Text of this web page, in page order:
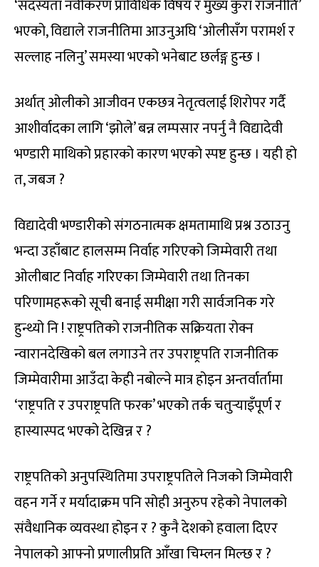
‘सदस्यता नवीकरण प्राविधिक विषय र मुख्य कुरा राजनीति’
भएको, विद्याले राजनीतिमा आउनुअघि ‘ओलीसँग परामर्श र
सल्लाह नलिनु’ समस्या भएको भनेबाट छर्लङ्ग हुन्छ ।
अर्थात् ओलीको आजीवन एकछत्र नेतृत्वलाई शिरोपर गर्दै
आशीर्वादका लागि ‘झोले’ बन्न लम्पसार नपर्नु नै विद्यादेवी
भण्डारी माथिको प्रहारको कारण भएको स्पष्ट हुन्छ । यही हो
त, जबज ?
विद्यादेवी भण्डारीको संगठनात्मक क्षमतामाथि प्रश्न उठाउनु
भन्दा उहाँबाट हालसम्म निर्वाह गरिएको जिम्मेवारी तथा
ओलीबाट निर्वाह गरिएका जिम्मेवारी तथा तिनका
परिणामहरूको सूची बनाई समीक्षा गरी सार्वजनिक गरे
हुन्थ्यो नि ! राष्ट्रपतिको राजनीतिक सक्रियता रोक्न
न्वारानदेखिको बल लगाउने तर उपराष्ट्रपति राजनीतिक
जिम्मेवारीमा आउँदा केही नबोल्ने मात्र होइन अन्तर्वार्तामा
‘राष्ट्रपति र उपराष्ट्रपति फरक’ भएको तर्क चतुर्‍याइँपूर्ण र
हास्यास्पद भएको देखिन्न र ?
राष्ट्रपतिको अनुपस्थितिमा उपराष्ट्रपतिले निजको जिम्मेवारी
वहन गर्ने र मर्यादाक्रम पनि सोही अनुरुप रहेको नेपालको
संवैधानिक व्यवस्था होइन र ? कुनै देशको हवाला दिएर
नेपालको आफ्नो प्रणालीप्रति आँखा चिम्लन मिल्छ र ?